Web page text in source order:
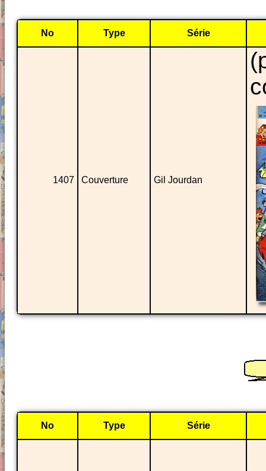
No Type Série
1407 Couverture Gil Jourdan
No Type Série